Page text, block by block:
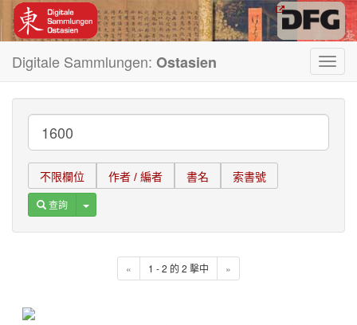
Digitale Sammlungen: Ostasien
不限欄位 作者 / 編者 書名 索書號
查詢 Toggle Dropdown
« 1 - 2 的 2 擊中 »